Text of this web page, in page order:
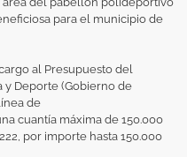
para el municipio de
al Presupuesto del
y Deporte (Gobierno de
de
cuantía máxima de 150.000
por importe hasta 150.000